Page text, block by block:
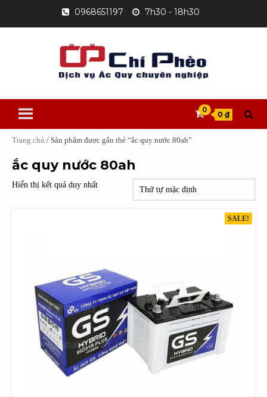
content
0968651197 7h30 - 18h30
0
0 ₫
Trang chủ / Sản phẩm được gắn thẻ “ắc quy nước 80ah”
ắc quy nước 80ah
Hiển thị kết quả duy nhất
SALE!